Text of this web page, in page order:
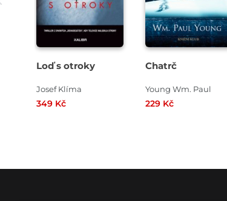
Loď s otroky
Josef Klíma
349 Kč
Chatrč
Young Wm. Paul
229 Kč